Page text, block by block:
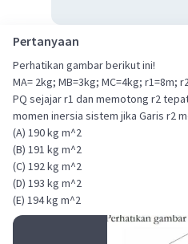
Pertanyaan
Perhatikan gambar berikut ini!
MA= 2kg; MB=3kg; MC=4kg; r1=8m;
PQ sejajar r1 dan memotong r2
momen inersia sistem jika Garis r2
(A) 190 kg m^2
(B) 191 kg m^2
(C) 192 kg m^2
(D) 193 kg m^2